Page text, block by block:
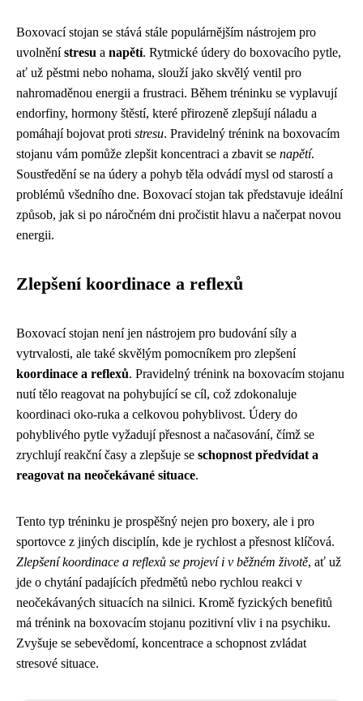
Boxovací stojan se stává stále populárnějším nástrojem pro
uvolněnístresu a napětí. Rytmické údery do boxovacího pytle,
ať už pěstmi nebo nohama, slouží jako skvělý ventil pro
nahromaděnou energii a frustraci. Během tréninku se vyplavují
endorfiny, hormony štěstí, které přirozeně zlepšují náladu a
pomáhají bojovat proti stresu. Pravidelný trénink na boxovacím
stojanu vám pomůže zlepšit koncentraci a zbavit se napětí.
Soustředění se na údery a pohyb těla odvádí mysl od starostí a
problémů všedního dne. Boxovací stojan tak představuje ideální
způsob, jak si po náročném dni pročistit hlavu a načerpat novou
energii.
Zlepšení koordinace a reflexů
Boxovací stojan není jen nástrojem pro budování síly a
vytrvalosti, ale také skvělým pomocníkem pro zlepšení
koordinace a reflexů. Pravidelný trénink na boxovacím stojanu
nutí tělo reagovat na pohybující se cíl, což zdokonaluje
koordinaci oko-ruka a celkovou pohyblivost. Údery do
pohyblivého pytle vyžadují přesnost a načasování, čímž se
zrychlují reakční časy a zlepšuje se schopnost předvídat a
reagovat na neočekávané situace.
Tento typ tréninku je prospěšný nejen pro boxery, ale i pro
sportovce z jiných disciplín, kde je rychlost a přesnost klíčová.
Zlepšení koordinace a reflexů se projeví i v běžném životě, ať už
jde o chytání padajících předmětů nebo rychlou reakci v
neočekávaných situacích na silnici. Kromě fyzických benefitů
má trénink na boxovacím stojanu pozitivní vliv i na psychiku.
Zvyšuje se sebevědomí, koncentrace a schopnost zvládat
stresové situace.